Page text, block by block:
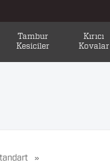
Tambur
Kesiciler
Kırıcı
Kovalar